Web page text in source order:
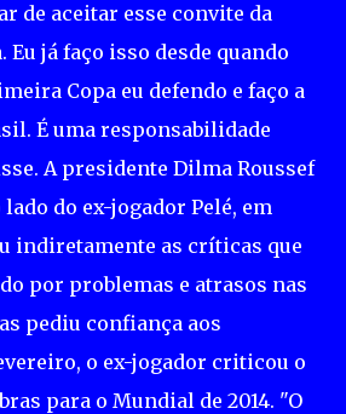
de aceitar esse convite da
Eu já faço isso desde quando
Copa eu defendo e faço a
É uma responsabilidade
A presidente Dilma Roussef
do ex-jogador Pelé, em
indiretamente as críticas que
por problemas e atrasos nas
pediu confiança aos
o ex-jogador criticou o
para o Mundial de 2014. "O